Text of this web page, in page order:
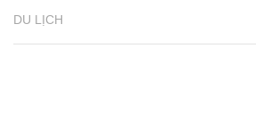
DU LỊCH